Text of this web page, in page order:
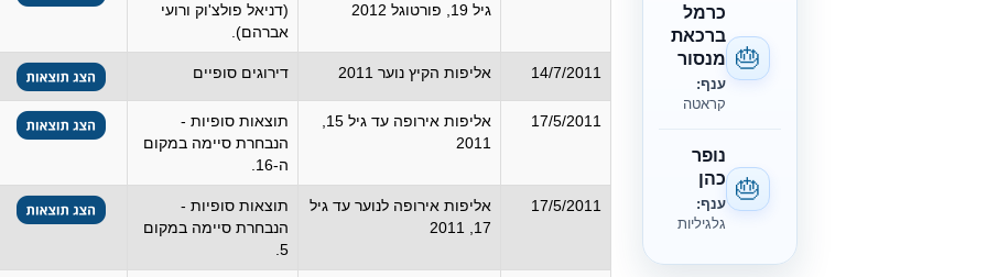
🎂
כרמל
ברכאת
מנסור
ענף:
קראטה
🎂
נופר
כהן
ענף:
גלגיליות
גיל 19, פורטוגל 2012
(דניאל פולצ'וק ורועי
אברהם).
14/7/2011 אליפות הקיץ נוער 2011 דירוגים סופיים
17/5/2011
2011
תוצאות סופיות -
הנבחרת סיימה במקום
ה-16.
17/5/2011
אליפות אירופה לנוער עד גיל
17, 2011
תוצאות סופיות -
הנבחרת סיימה במקום
5.